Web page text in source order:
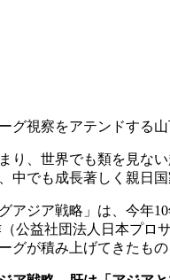
グ視察をアテンドする
り、世界でも類を見な
中でも成長著しく親日
アジア戦略」は、今年
公益社団法人日本プロ
グが積み上げてきたも